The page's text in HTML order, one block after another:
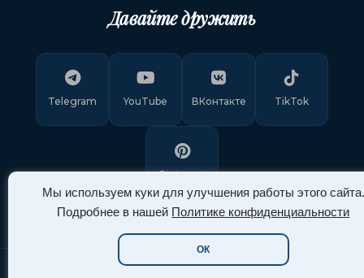
Мы используем куки для улучшения работы этого сайта.
Подробнее в нашей Политике конфиденциальности
ОК
Давайте дружить
Telegram YouTube ВКонтакте TikTok
Pinterest